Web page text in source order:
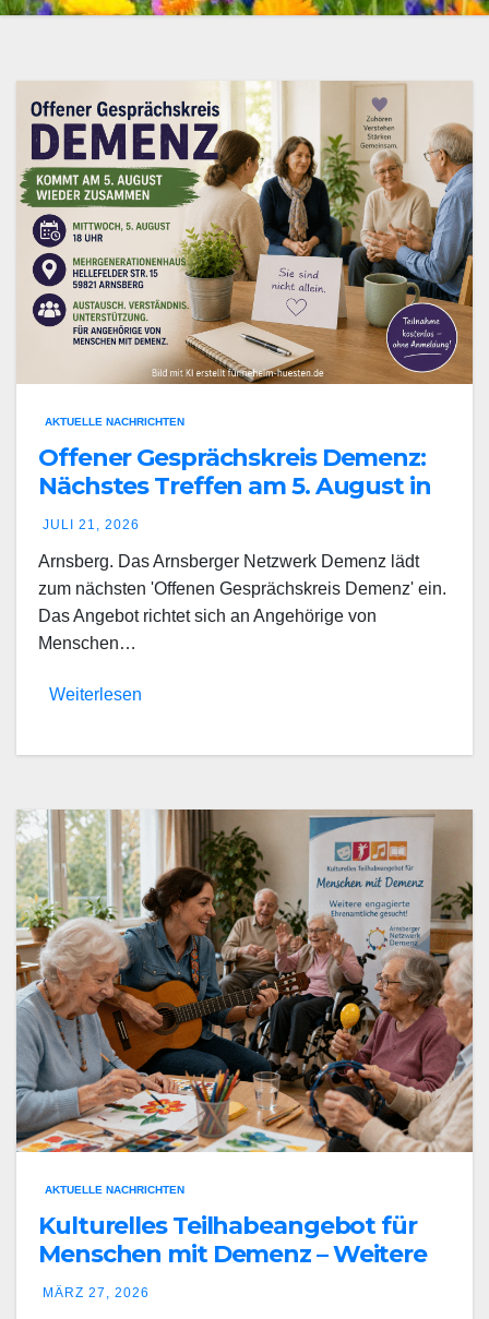
AKTUELLE NACHRICHTEN
Offener Gesprächskreis Demenz:
Nächstes Treffen am 5. August in
Arnsberg
JULI 21, 2026
Arnsberg. Das Arnsberger Netzwerk Demenz lädt
zum nächsten 'Offenen Gesprächskreis Demenz' ein.
Das Angebot richtet sich an Angehörige von
Menschen…
Weiterlesen
AKTUELLE NACHRICHTEN
Kulturelles Teilhabeangebot für
Menschen mit Demenz – Weitere
engagierte Ehrenamtliche
MÄRZ 27, 2026